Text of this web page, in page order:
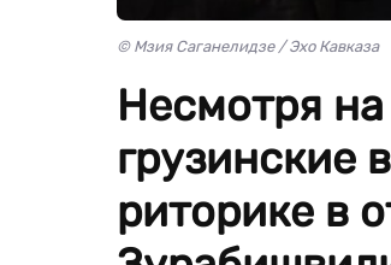
© Мзия Саганелидзе / Эхо Кавказа
Несмотря
грузинские
риторике в